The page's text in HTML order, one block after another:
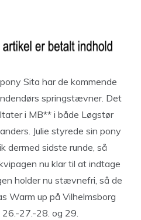
Sita har de kommende
springstævner. Det
i MB** i både Løgstør
Julie styrede sin pony
dermed sidste runde, så
nu klar til at indtage
holder nu stævnefri, så de
Warm up på Vilhelmsborg
27.-28. og 29.